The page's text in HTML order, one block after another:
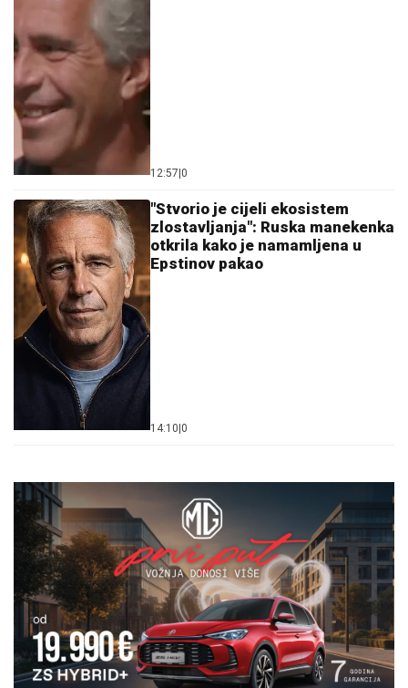
12:57 0
"Stvorio je cijeli ekosistem
zlostavljanja": Ruska manekenka
otkrila kako je namamljena u
Epstinov pakao
14:10 0